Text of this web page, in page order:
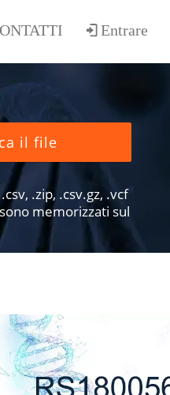
Entrare
il file
.zip, .csv.gz, .vcf
memorizzati sul